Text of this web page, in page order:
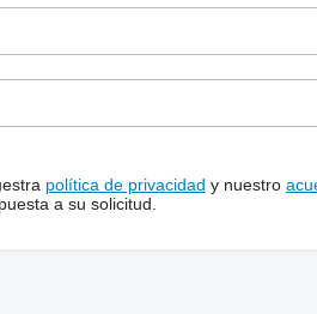
política de privacidad y nuestro
a su solicitud.